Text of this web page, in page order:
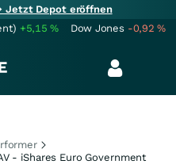
Jetzt Depot eröffnen
+5,15% Dow Jones -0,92%
- iShares Euro Government